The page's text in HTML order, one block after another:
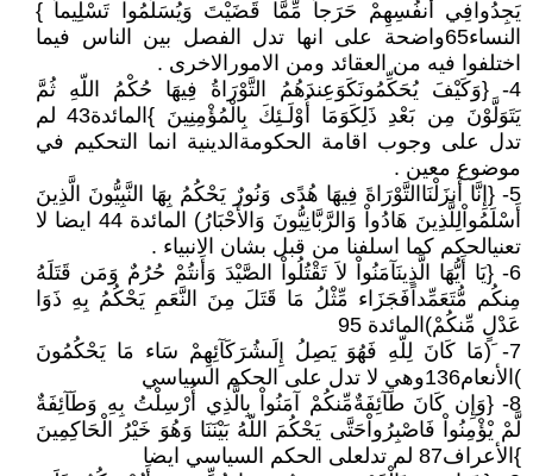
يَجِدُواْفِي أَنفُسِهِمْ حَرَجاً مِّمَّا قَضَيْتَ وَيُسَلِّمُواْ تَسْلِيماً }
النساء65واضحة على انها تدل الفصل بين الناس فيما
اختلفوا فيه من العقائد ومن الامورالاخرى .
4- {وَكَيْفَ يُحَكِّمُونَكَوَعِندَهُمُ التَّوْرَاةُ فِيهَا حُكْمُ اللّهِ ثُمَّ
يَتَوَلَّوْنَ مِن بَعْدِ ذَلِكَوَمَا أُوْلَـئِكَ بِالْمُؤْمِنِينَ }المائدة43 لم
تدل على وجوب اقامة الحكومةالدينية انما التحكيم في
موضوع معين .
5- {إِنَّا أَنزَلْنَاالتَّوْرَاةَ فِيهَا هُدًى وَنُورٌ يَحْكُمُ بِهَا النَّبِيُّونَ الَّذِينَ
أَسْلَمُواْلِلَّذِينَ هَادُواْ وَالرَّبَّانِيُّونَ وَالأَحْبَارُ) المائدة 44 ايضا لا
تعنيالحكم كما اسلفنا من قبل بشان الانبياء .
6- {يَا أَيُّهَا الَّذِينَآمَنُواْ لاَ تَقْتُلُواْ الصَّيْدَ وَأَنتُمْ حُرُمٌ وَمَن قَتَلَهُ
مِنكُم مُّتَعَمِّداًفَجَزَاء مِّثْلُ مَا قَتَلَ مِنَ النَّعَمِ يَحْكُمُ بِهِ ذَوَا
عَدْلٍ مِّنكُمْ)المائدة 95
7- َ(مَا كَانَ لِلّهِ فَهُوَ يَصِلُ إِلَىشُرَكَآئِهِمْ سَاء مَا يَحْكُمُونَ
)الأنعام136وهي لا تدل على الحكم السياسي
8- {وَإِن كَانَ طَآئِفَةٌمِّنكُمْ آمَنُواْ بِالَّذِي أُرْسِلْتُ بِهِ وَطَآئِفَةٌ
لَّمْ يْؤْمِنُواْ فَاصْبِرُواْحَتَّى يَحْكُمَ اللّهُ بَيْنَنَا وَهُوَ خَيْرُ الْحَاكِمِينَ
}الأعراف87 لم تدلعلى الحكم السياسي ايضا